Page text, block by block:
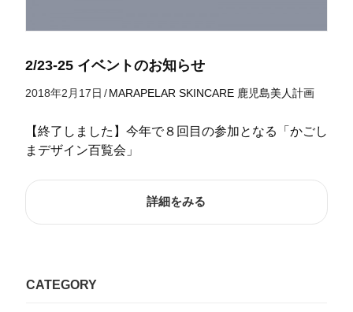
2/23-25 イベントのお知らせ
2018年2月17日 /MARAPELAR SKINCARE 鹿児島美人計画
【終了しました】今年で８回目の参加となる「かごし
まデザイン百覧会」
詳細をみる
CATEGORY